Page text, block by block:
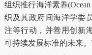
组织推行海洋素养
织及其政府间海洋学委
注等行动，并善用创新
可持续发展标准的未来。